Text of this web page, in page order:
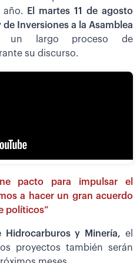
año.
El martes 11 de agosto
Inversiones a la Asamblea
largo proceso de
su discurso.
pacto para impulsar el
a hacer un gran acuerdo
políticos”
Hidrocarburos y Minería, el
proyectos también serán